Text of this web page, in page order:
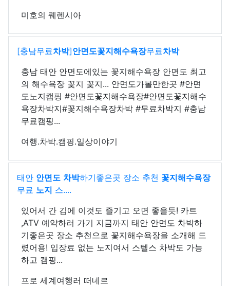
미호의 퀘렌시아
[충남무료차박]안면도꽃지해수욕장무료차박
충남 태안 안면도에있는 꽃지해수욕장 안면도 최고
의 해수욕장 꽃지 꽃지... 안면도가볼만한곳 #안면
도노지캠핑 #안면도꽃지해수욕장#안면도꽃지해수
욕장차박지#꽃지해수욕장차박 #무료차박지 #충남
무료캠핑...
여행.차박.캠핑.일상이야기
태안 안면도 차박하기좋은곳 장소 추천 꽃지해수욕장
무료 노지 스....
있어서 간 김에 이것도 즐기고 오면 좋을듯! 카트
,ATV 예약하러 가기 지금까지 태안 안면도 차박하
기좋은곳 장소 추천으로 꽃지해수욕장을 소개해 드
렸어용! 입장료 없는 노지여서 스텔스 차박도 가능
하고 캠핑...
프로 세계여행러 떠네르